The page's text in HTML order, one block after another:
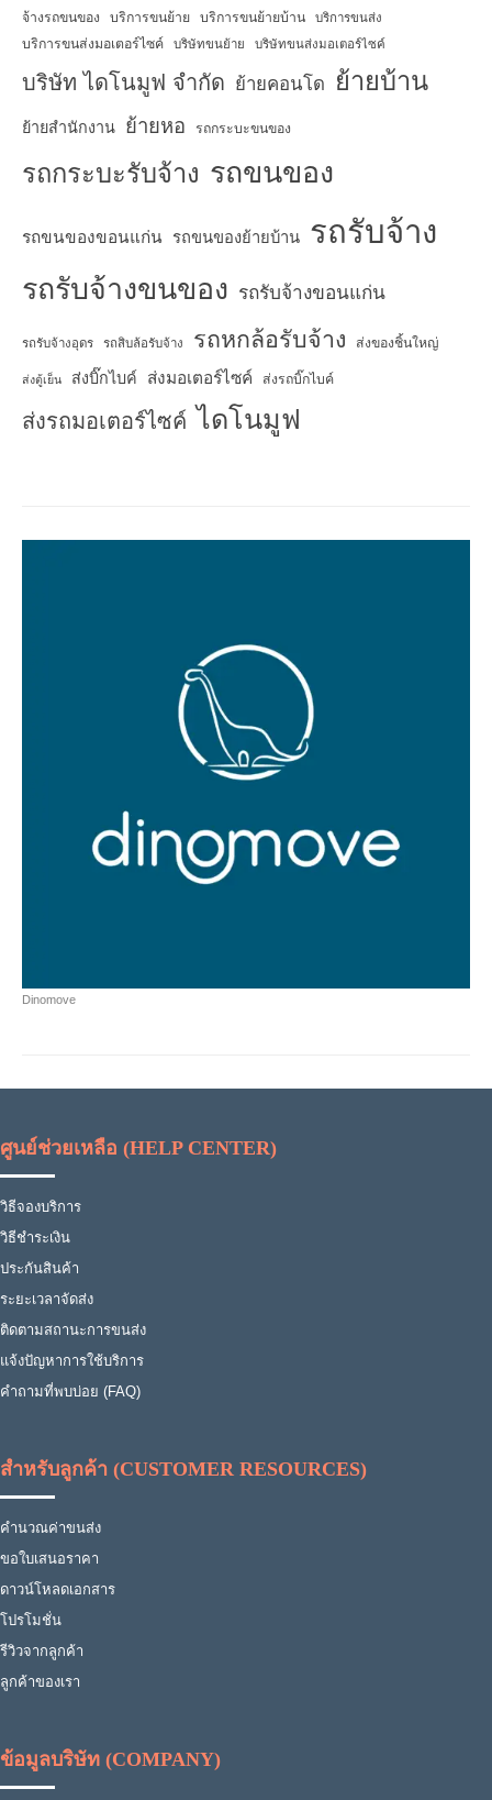
จ้างรถขนของ บริการขนย้าย บริการขนย้ายบ้าน บริการขนส่ง
บริการขนส่งมอเตอร์ไซค์ บริษัทขนย้าย บริษัทขนส่งมอเตอร์ไซค์
บริษัท ไดโนมูฟ จำกัด ย้ายคอนโด ย้ายบ้าน
ย้ายสำนักงาน ย้ายหอ รถกระบะขนของ
รถกระบะรับจ้าง รถขนของ
รถขนของขอนแก่น รถขนของย้ายบ้าน รถรับจ้าง
รถรับจ้างขนของ รถรับจ้างขอนแก่น
รถรับจ้างอุดร รถสิบล้อรับจ้าง รถหกล้อรับจ้าง ส่งของชิ้นใหญ่
ส่งตู้เย็น ส่งบิ๊กไบค์ ส่งมอเตอร์ไซค์ ส่งรถบิ๊กไบค์
ส่งรถมอเตอร์ไซค์ ไดโนมูฟ
Dinomove
ศูนย์ช่วยเหลือ (HELP CENTER)
วิธีจองบริการ
วิธีชำระเงิน
ประกันสินค้า
ระยะเวลาจัดส่ง
ติดตามสถานะการขนส่ง
แจ้งปัญหาการใช้บริการ
คำถามที่พบบ่อย (FAQ)
สำหรับลูกค้า (CUSTOMER RESOURCES)
คำนวณค่าขนส่ง
ขอใบเสนอราคา
ดาวน์โหลดเอกสาร
โปรโมชั่น
รีวิวจากลูกค้า
ลูกค้าของเรา
ข้อมูลบริษัท (COMPANY)